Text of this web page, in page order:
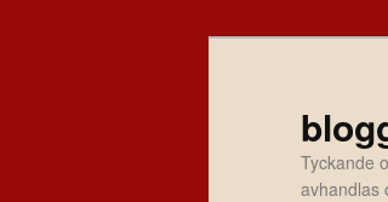
Tyckande
avhandlas